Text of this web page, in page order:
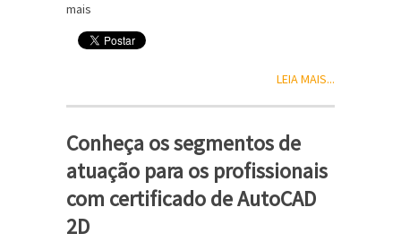
mais
LEIA MAIS...
Conheça os segmentos de
atuação para os profissionais
com certificado de AutoCAD
2D